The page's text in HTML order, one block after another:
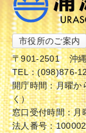
市役所のご案内
〒901-2501
沖
TEL：(098)876-
開庁時間：月曜か
く）
窓口受付時間：月
法人番号：